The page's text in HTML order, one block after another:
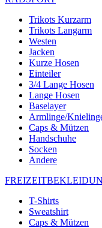
Trikots Kurzarm
Trikots Langarm
Westen
Jacken
Kurze Hosen
Einteiler
3/4 Lange Hosen
Lange Hosen
Baselayer
Armlinge/
Caps & Mützen
Handschuhe
Socken
Andere
T-Shirts
Sweatshirt
Caps & Mützen